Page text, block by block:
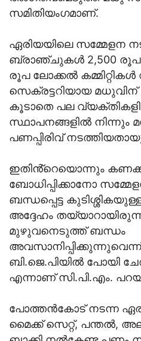
സമിതിയംഗമാണ്.
ഏരിയയിലെ സമ്മേളന
ബ്രാഞ്ചുകള്‍ 2,500 രൂപ
രൂപ ലോക്കല്‍ കമ്മിറ്റികൾ
സെക്രട്ടറിയായ
കൂടാതെ പല
സ്ഥാപനങ്ങളില്‍ നിന്നും
പണപ്പിരിവ്
ഇതിൻ്റെയൊന്നും കണക്ക്
ബോധിപ്പിക്കാനോ
ബന്ധപ്പെട്ട
അദ്ദേഹം
മുഴുവനെടുത്ത് ബന്ധം
ബി.ജെ.പിയിൽ പോയി
എന്നാണ് സി.പി.എം.
പോത്തന്‍കോട് നടന്ന
മൈക്ക് സെറ്റ്, പന്തല്‍,